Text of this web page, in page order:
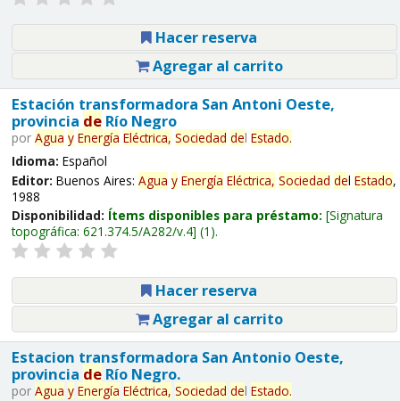
Hacer reserva
Agregar al carrito
Estación transformadora San Antoni Oeste,
provincia deRío Negro
por Agua y Energía Eléctrica, Sociedad del Estado.
Idioma: Español
Editor: Buenos Aires: Agua y Energía Eléctrica, Sociedad del Estado,
1988
Disponibilidad: Ítems disponibles para préstamo: Signatura
topográfica: 621.374.5/A282/v.4 (1).
Hacer reserva
Agregar al carrito
Estacion transformadora San Antonio Oeste,
provincia deRío Negro.
por Agua y Energía Eléctrica, Sociedad del Estado.